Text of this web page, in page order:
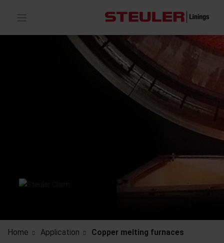
Home Application Copper melting furnaces